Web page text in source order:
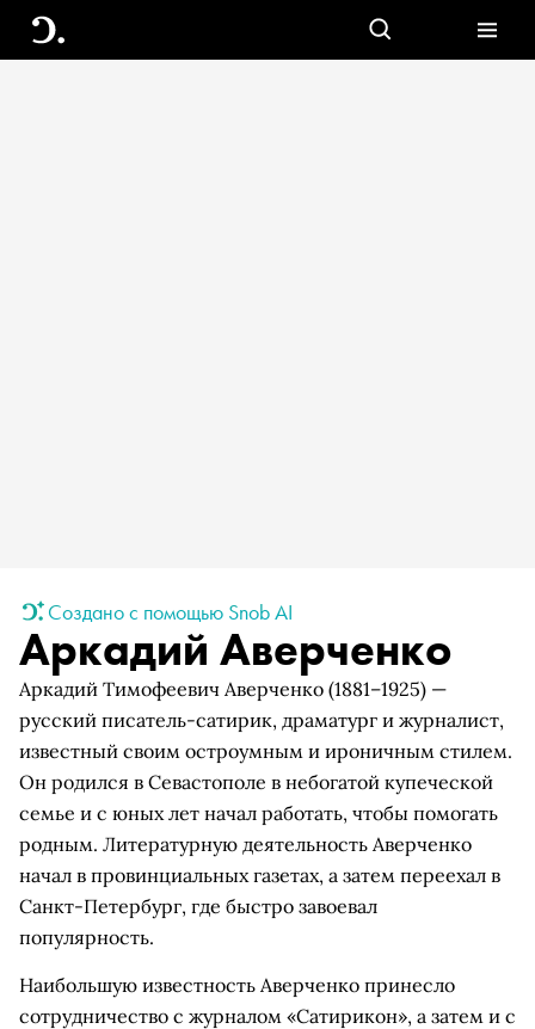
Создано с помощью Snob AI
Аркадий Аверченко
Аркадий Тимофеевич Аверченко (1881–1925) —
русский писатель-сатирик, драматург и журналист,
известный своим остроумным и ироничным стилем.
Он родился в Севастополе в небогатой купеческой
семье и с юных лет начал работать, чтобы помогать
родным. Литературную деятельность Аверченко
начал в провинциальных газетах, а затем переехал в
Санкт-Петербург, где быстро завоевал
популярность.
Наибольшую известность Аверченко принесло
сотрудничество с журналом «Сатирикон», а затем и с